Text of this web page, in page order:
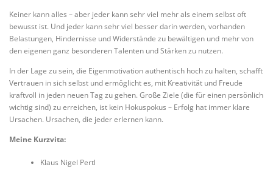
Keiner kann alles – aber jeder kann sehr viel mehr als einem selbst oft
bewusst ist. Und jeder kann sehr viel besser darin werden, vorhanden
Belastungen, Hindernisse und Widerstände zu bewältigen und mehr von
den eigenen ganz besonderen Talenten und Stärken zu nutzen.
In der Lage zu sein, die Eigenmotivation authentisch hoch zu halten, schafft
Vertrauen in sich selbst und ermöglicht es, mit Kreativität und Freude
kraftvoll in jeden neuen Tag zu gehen. Große Ziele (die für einen persönlich
wichtig sind) zu erreichen, ist kein Hokuspokus – Erfolg hat immer klare
Ursachen. Ursachen, die jeder erlernen kann.
Meine Kurzvita:
Klaus Nigel Pertl